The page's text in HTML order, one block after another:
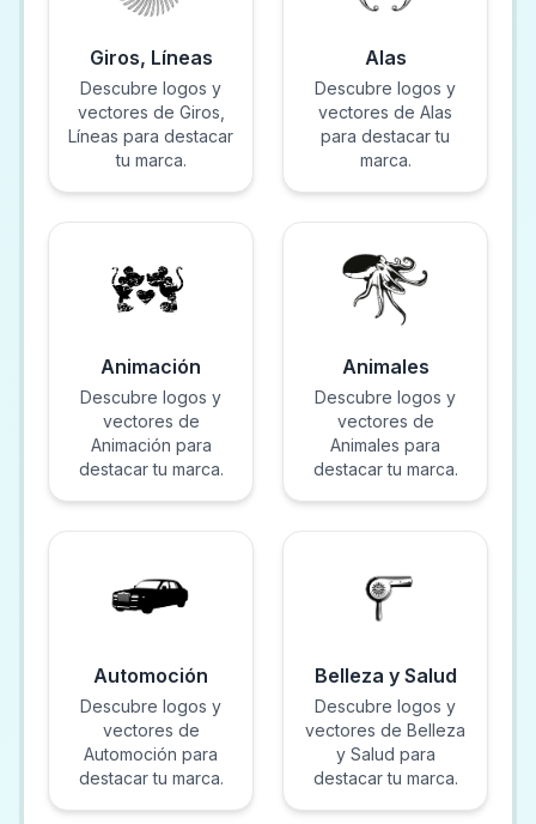
Giros, Líneas
Descubre logos y
vectores de Giros,
Líneas para destacar
tu marca.
Alas
Descubre logos y
vectores de Alas
para destacar tu
marca.
Animación
Descubre logos y
vectores de
Animación para
destacar tu marca.
Animales
Descubre logos y
vectores de
Animales para
destacar tu marca.
Automoción
Descubre logos y
vectores de
Automoción para
destacar tu marca.
Belleza y Salud
Descubre logos y
vectores de Belleza
y Salud para
destacar tu marca.